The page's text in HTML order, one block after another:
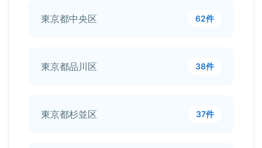
東京都中央区 62件
東京都品川区 38件
東京都杉並区 37件